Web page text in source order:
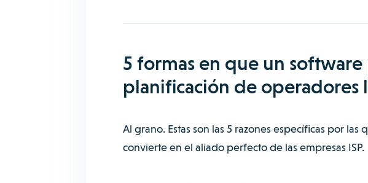
5 formas en que un software
planificación de operadores
Al grano. Estas son las 5 razones específicas por las
convierte en el aliado perfecto de las empresas ISP.